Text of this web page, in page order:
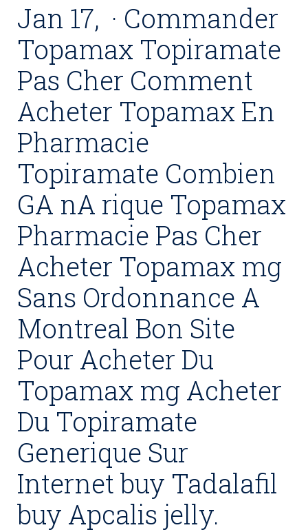
Jan 17, · Commander
Topamax Topiramate
Pas Cher Comment
Acheter Topamax En
Pharmacie
Topiramate Combien
GA nA rique Topamax
Pharmacie Pas Cher
Acheter Topamax mg
Sans Ordonnance A
Montreal Bon Site
Pour Acheter Du
Topamax mg Acheter
Du Topiramate
Generique Sur
Internet buy Tadalafil
buy Apcalis jelly.